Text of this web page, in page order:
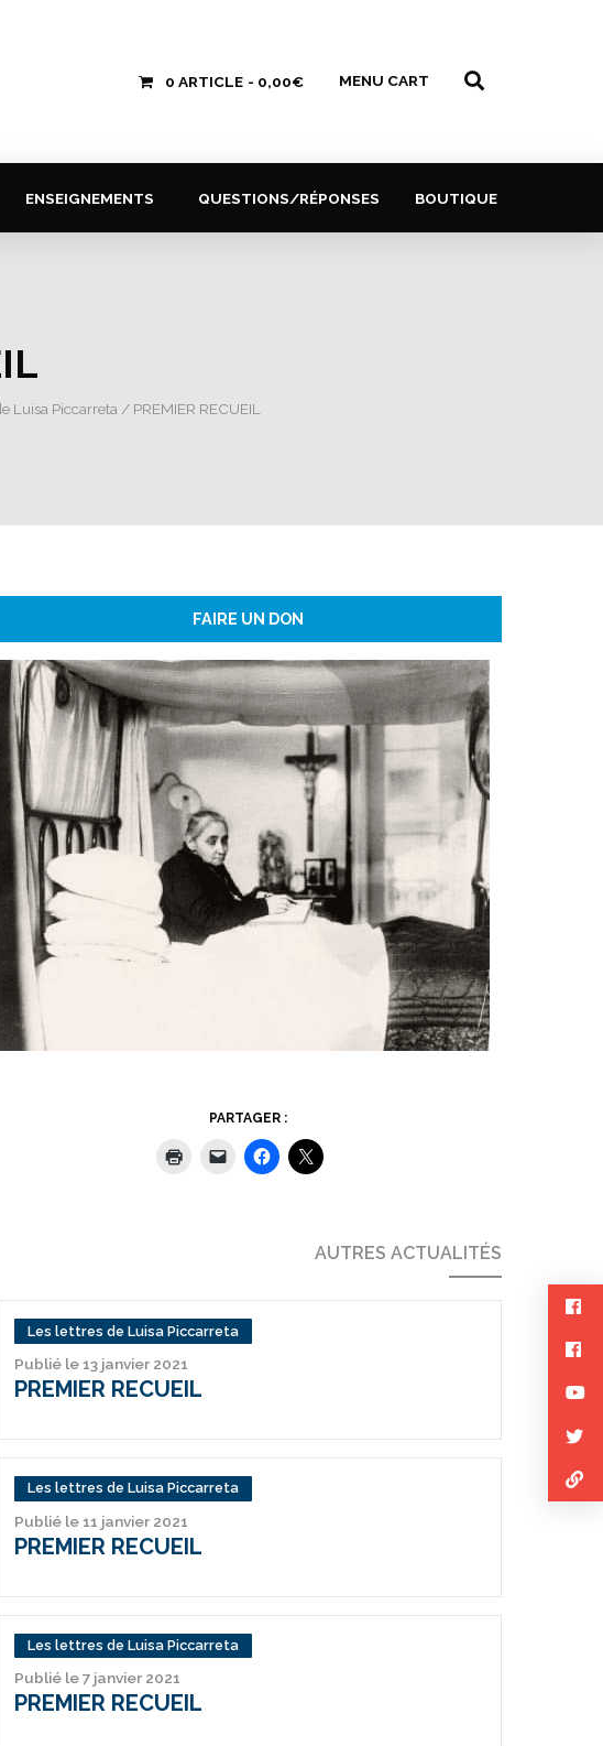
0 ARTICLE 0,00€ MENU CART
ENSEIGNEMENTS QUESTIONS/RÉPONSES BOUTIQUE
Luisa Piccarreta / PREMIER RECUEIL
FAIRE UN DON
PARTAGER :
AUTRES ACTUALITÉS
Les lettres de Luisa Piccarreta
Publié le 13 janvier 2021
PREMIER RECUEIL
Les lettres de Luisa Piccarreta
Publié le 11 janvier 2021
PREMIER RECUEIL
Les lettres de Luisa Piccarreta
Publié le 7 janvier 2021
PREMIER RECUEIL